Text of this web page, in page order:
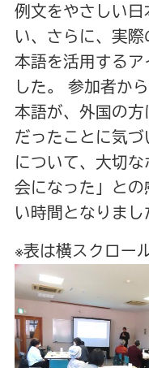
例文をやさしい
い、さらに、実
本語を活用する
した。 参加者か
本語が、外国の
だったことに気
について、大切
会になった」と
い時間となりまし
※表は横スクロー